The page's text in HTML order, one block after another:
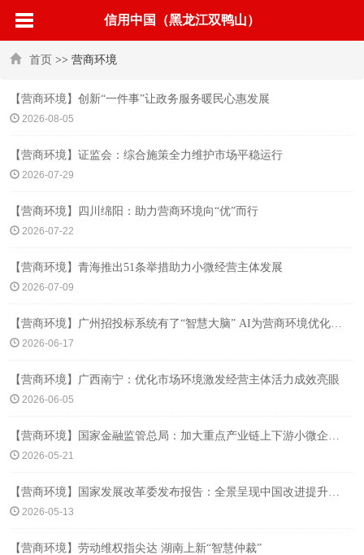
信用中国（黑龙江双鸭山）
首页 >> 营商环境
【营商环境】创新“一件事”让政务服务暖民心惠发展
2026-08-05
【营商环境】证监会：综合施策全力维护市场平稳运行
2026-07-29
【营商环境】四川绵阳：助力营商环境向“优”而行
2026-07-22
【营商环境】青海推出51条举措助力小微经营主体发展
2026-07-09
【营商环境】广州招投标系统有了“智慧大脑” AI为营商环境优化注入新动能
2026-06-17
【营商环境】广西南宁：优化市场环境激发经营主体活力成效亮眼
2026-06-05
【营商环境】国家金融监管总局：加大重点产业链上下游小微企业信贷投放
2026-05-21
【营商环境】国家发展改革委发布报告：全景呈现中国改进提升营商环境显著成效
2026-05-13
【营商环境】劳动维权指尖达 湖南上新“智慧仲裁”